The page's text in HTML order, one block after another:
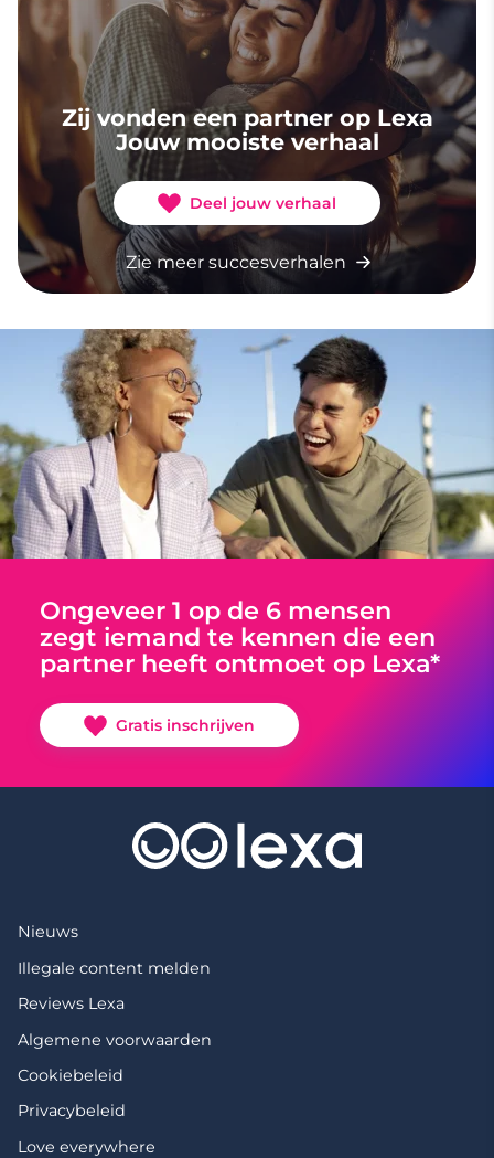
Zij vonden een partner op Lexa
Jouw mooiste verhaal
Deel jouw verhaal
Zie meer succesverhalen
Ongeveer 1 op de 6 mensen
zegt iemand te kennen die een
partner heeft ontmoet op Lexa*
Gratis inschrijven
Nieuws
Illegale content melden
Reviews Lexa
Algemene voorwaarden
Cookiebeleid
Privacybeleid
Love everywhere